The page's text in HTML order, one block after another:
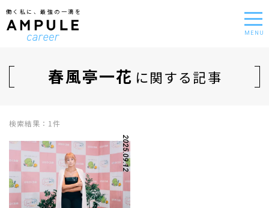
働く私に、最強の一滴を
MENU
春風亭一花 に関する記事
検索結果：1件
2025.09.12